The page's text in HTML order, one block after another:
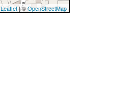
Leaflet| ©OpenStreetMap